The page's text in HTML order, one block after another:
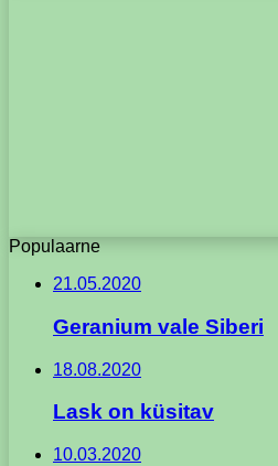
Populaarne
21.05.2020
Geranium vale Siberi
18.08.2020
Lask on küsitav
10.03.2020